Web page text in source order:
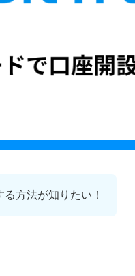
方法が知りたい！